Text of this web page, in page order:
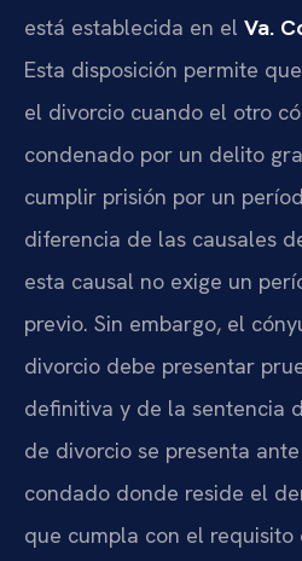
está establecida en el Va.
Esta disposición permite
el divorcio cuando el otro
condenado por un delito
cumplir prisión por un
diferencia de las causales
esta causal no exige un
previo. Sin embargo, el
divorcio debe presentar
definitiva y de la sentencia
de divorcio se presenta
condado donde reside el
que cumpla con el requisito